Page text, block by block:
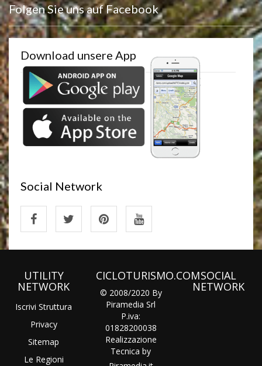
Folgen Sie uns auf Facebook
Download unsere App
Social Network
UTILITY
NETWORK
Iscrivi Struttura
Privacy
Sitemap
Le Regioni
CICLOTURISMO.COM
© 2008/2020 By
Piramedia Srl
P.iva:
01828200038
Realizzazione
Tecnica by
SOCIAL
NETWORK